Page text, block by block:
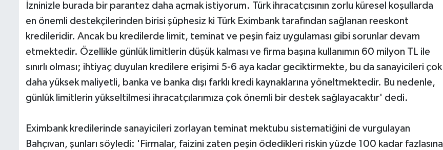
İzninizle burada bir parantez daha açmak istiyorum. Türk ihracatçısının zorlu küresel koşullarda
en önemli destekçilerinden birisi şüphesiz ki Türk Eximbank tarafından sağlanan reeskont
kredileridir. Ancak bu kredilerde limit, teminat ve peşin faiz uygulaması gibi sorunlar devam
etmektedir. Özellikle günlük limitlerin düşük kalması ve firma başına kullanımın 60 milyon TL ile
sınırlı olması; ihtiyaç duyulan kredilere erişimi 5-6 aya kadar geciktirmekte, bu da sanayicileri çok
daha yüksek maliyetli, banka ve banka dışı farklı kredi kaynaklarına yöneltmektedir. Bu nedenle,
günlük limitlerin yükseltilmesi ihracatçılarımıza çok önemli bir destek sağlayacaktır' dedi.
Eximbank kredilerinde sanayicileri zorlayan teminat mektubu sistematiğini de vurgulayan
Bahçıvan, şunları söyledi: 'Firmalar, faizini zaten peşin ödedikleri riskin yüzde 100 kadar fazlasına